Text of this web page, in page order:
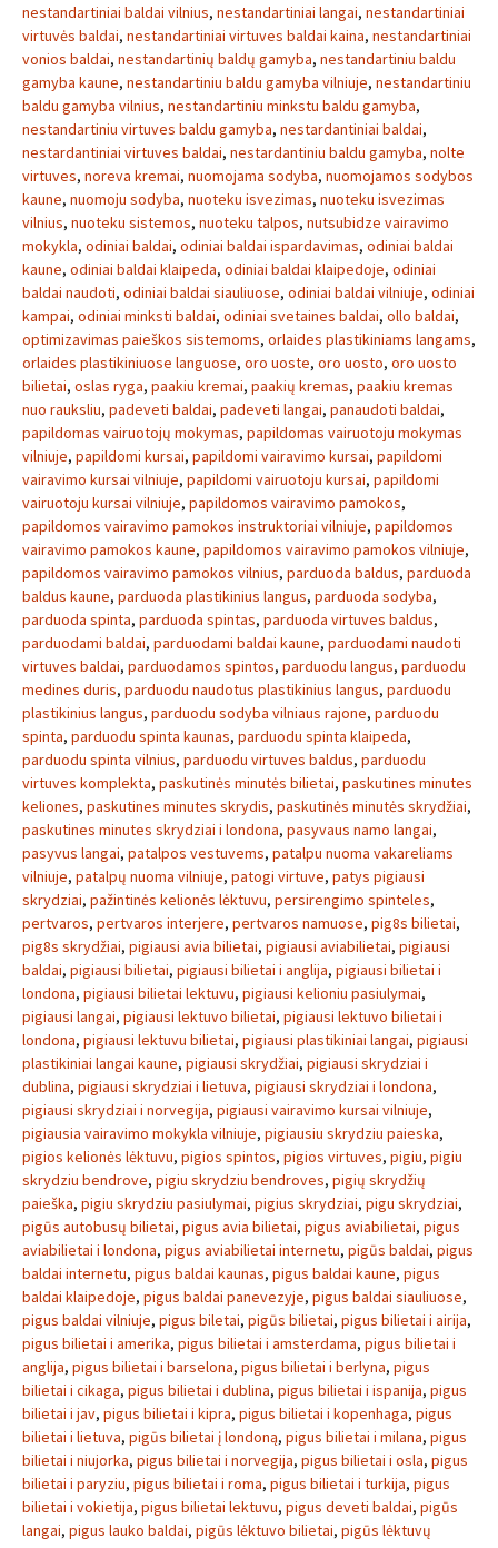
nestandartiniai baldai vilnius, nestandartiniai langai, nestandartiniai
virtuvės baldai, nestandartiniai virtuves baldai kaina, nestandartiniai
vonios baldai, nestandartinių baldų gamyba, nestandartiniu baldu
gamyba kaune, nestandartiniu baldu gamyba vilniuje, nestandartiniu
baldu gamyba vilnius, nestandartiniu minkstu baldu gamyba,
nestandartiniu virtuves baldu gamyba, nestardantiniai baldai,
nestardantiniai virtuves baldai, nestardantiniu baldu gamyba, nolte
virtuves, noreva kremai, nuomojama sodyba, nuomojamos sodybos
kaune, nuomoju sodyba, nuoteku isvezimas, nuoteku isvezimas
vilnius, nuoteku sistemos, nuoteku talpos, nutsubidze vairavimo
mokykla, odiniai baldai, odiniai baldai ispardavimas, odiniai baldai
kaune, odiniai baldai klaipeda, odiniai baldai klaipedoje, odiniai
baldai naudoti, odiniai baldai siauliuose, odiniai baldai vilniuje, odiniai
kampai, odiniai minksti baldai, odiniai svetaines baldai, ollo baldai,
optimizavimas paieškos sistemoms, orlaides plastikiniams langams,
orlaides plastikiniuose languose, oro uoste, oro uosto, oro uosto
bilietai, oslas ryga, paakiu kremai, paakių kremas, paakiu kremas
nuo rauksliu, padeveti baldai, padeveti langai, panaudoti baldai,
papildomas vairuotojų mokymas, papildomas vairuotoju mokymas
vilniuje, papildomi kursai, papildomi vairavimo kursai, papildomi
vairavimo kursai vilniuje, papildomi vairuotoju kursai, papildomi
vairuotoju kursai vilniuje, papildomos vairavimo pamokos,
papildomos vairavimo pamokos instruktoriai vilniuje, papildomos
vairavimo pamokos kaune, papildomos vairavimo pamokos vilniuje,
papildomos vairavimo pamokos vilnius, parduoda baldus, parduoda
baldus kaune, parduoda plastikinius langus, parduoda sodyba,
parduoda spinta, parduoda spintas, parduoda virtuves baldus,
parduodami baldai, parduodami baldai kaune, parduodami naudoti
virtuves baldai, parduodamos spintos, parduodu langus, parduodu
medines duris, parduodu naudotus plastikinius langus, parduodu
plastikinius langus, parduodu sodyba vilniaus rajone, parduodu
spinta, parduodu spinta kaunas, parduodu spinta klaipeda,
parduodu spinta vilnius, parduodu virtuves baldus, parduodu
virtuves komplekta, paskutinės minutės bilietai, paskutines minutes
keliones, paskutines minutes skrydis, paskutinės minutės skrydžiai,
paskutines minutes skrydziai i londona, pasyvaus namo langai,
pasyvus langai, patalpos vestuvems, patalpu nuoma vakareliams
vilniuje, patalpų nuoma vilniuje, patogi virtuve, patys pigiausi
skrydziai, pažintinės kelionės lėktuvu, persirengimo spinteles,
pertvaros, pertvaros interjere, pertvaros namuose, pig8s bilietai,
pig8s skrydžiai, pigiausi avia bilietai, pigiausi aviabilietai, pigiausi
baldai, pigiausi bilietai, pigiausi bilietai i anglija, pigiausi bilietai i
londona, pigiausi bilietai lektuvu, pigiausi kelioniu pasiulymai,
pigiausi langai, pigiausi lektuvo bilietai, pigiausi lektuvo bilietai i
londona, pigiausi lektuvu bilietai, pigiausi plastikiniai langai, pigiausi
plastikiniai langai kaune, pigiausi skrydžiai, pigiausi skrydziai i
dublina, pigiausi skrydziai i lietuva, pigiausi skrydziai i londona,
pigiausi skrydziai i norvegija, pigiausi vairavimo kursai vilniuje,
pigiausia vairavimo mokykla vilniuje, pigiausiu skrydziu paieska,
pigios kelionės lėktuvu, pigios spintos, pigios virtuves, pigiu, pigiu
skrydziu bendrove, pigiu skrydziu bendroves, pigių skrydžių
paieška, pigiu skrydziu pasiulymai, pigius skrydziai, pigu skrydziai,
pigūs autobusų bilietai, pigus avia bilietai, pigus aviabilietai, pigus
aviabilietai i londona, pigus aviabilietai internetu, pigūs baldai, pigus
baldai internetu, pigus baldai kaunas, pigus baldai kaune, pigus
baldai klaipedoje, pigus baldai panevezyje, pigus baldai siauliuose,
pigus baldai vilniuje, pigus biletai, pigūs bilietai, pigus bilietai i airija,
pigus bilietai i amerika, pigus bilietai i amsterdama, pigus bilietai i
anglija, pigus bilietai i barselona, pigus bilietai i berlyna, pigus
bilietai i cikaga, pigus bilietai i dublina, pigus bilietai i ispanija, pigus
bilietai i jav, pigus bilietai i kipra, pigus bilietai i kopenhaga, pigus
bilietai i lietuva, pigūs bilietai į londoną, pigus bilietai i milana, pigus
bilietai i niujorka, pigus bilietai i norvegija, pigus bilietai i osla, pigus
bilietai i paryziu, pigus bilietai i roma, pigus bilietai i turkija, pigus
bilietai i vokietija, pigus bilietai lektuvu, pigus deveti baldai, pigūs
langai, pigus lauko baldai, pigūs lėktuvo bilietai, pigūs lėktuvų